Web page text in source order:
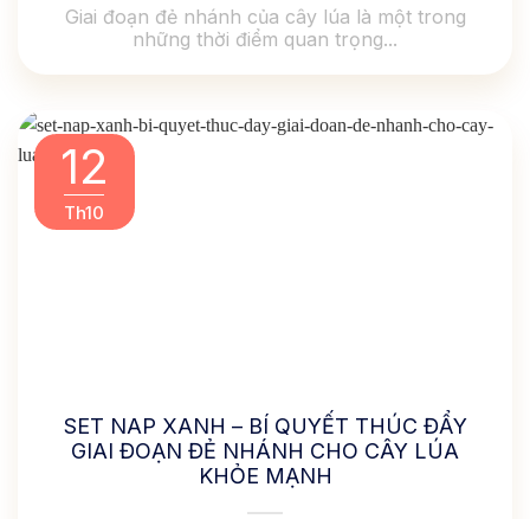
Giai đoạn đẻ nhánh của cây lúa là một trong
những thời điểm quan trọng...
SET NAP XANH – BÍ QUYẾT THÚC ĐẨY
GIAI ĐOẠN ĐẺ NHÁNH CHO CÂY LÚA
KHỎE MẠNH
12
Th10